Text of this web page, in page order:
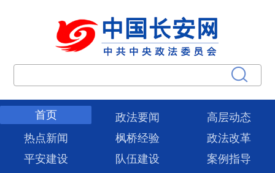
首页 政法要闻
高层动态
热点新闻
枫桥经验
政法改革
平安建设
队伍建设
案例指导